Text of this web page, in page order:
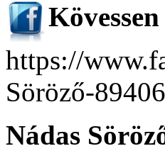
https://
Söröző-
Nádas